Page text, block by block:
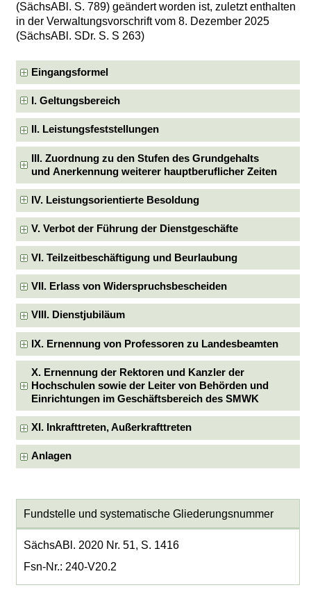
(SächsABl. S. 789) geändert worden ist, zuletzt enthalten
in der Verwaltungsvorschrift vom 8. Dezember 2025
(SächsABl. SDr. S. S 263)
Eingangsformel
I. Geltungsbereich
II. Leistungsfeststellungen
III. Zuordnung zu den Stufen des Grundgehalts
und Anerkennung weiterer hauptberuflicher Zeiten
IV. Leistungsorientierte Besoldung
V. Verbot der Führung der Dienstgeschäfte
VI. Teilzeitbeschäftigung und Beurlaubung
VII. Erlass von Widerspruchsbescheiden
VIII. Dienstjubiläum
IX. Ernennung von Professoren zu Landesbeamten
X. Ernennung der Rektoren und Kanzler der
Hochschulen sowie der Leiter von Behörden und
Einrichtungen im Geschäftsbereich des SMWK
XI. Inkrafttreten, Außerkrafttreten
Anlagen
Fundstelle und systematische Gliederungsnummer
SächsABl. 2020 Nr. 51, S. 1416
Fsn-Nr.: 240-V20.2